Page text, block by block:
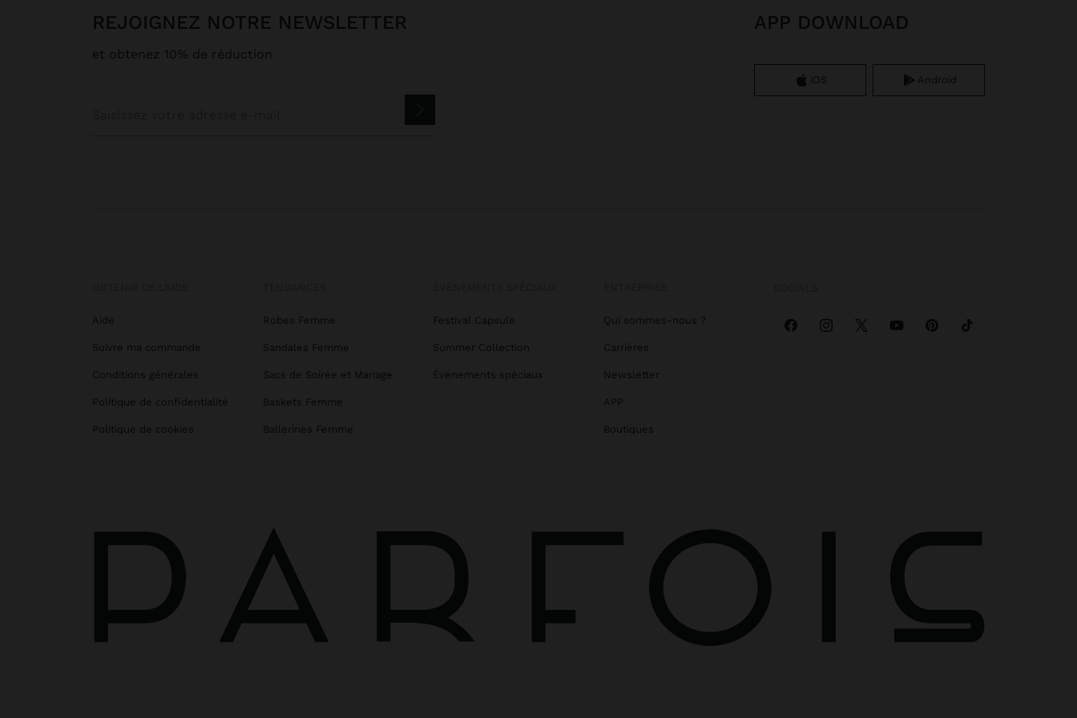
REJOIGNEZ NOTRE NEWSLETTER
et obtenez 10% de réduction
APP DOWNLOAD
iOS Android
Aide
Suivre ma commande
Conditions générales
Politique de confidentialité
Politique de cookies
Robes Femme
Sandales Femme
Sacs de Soirée et Mariage
Baskets Femme
Ballerines Femme
Festival Capsule
Summer Collection
Événements spéciaux
Qui sommes-nous ?
Carrières
Newsletter
APP
Boutiques